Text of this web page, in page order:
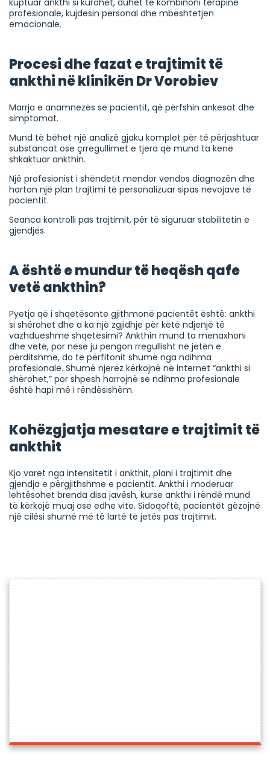
profesionale, kujdesin personal dhe mbështetjen
emocionale.
Procesi dhe fazat e trajtimit të
ankthi në klinikën Dr Vorobiev
Marrja e anamnezës së pacientit, që përfshin ankesat dhe
simptomat.
Mund të bëhet një analizë gjaku komplet për të përjashtuar
substancat ose çrregullimet e tjera që mund ta kenë
shkaktuar ankthin.
Një profesionist i shëndetit mendor vendos diagnozën dhe
harton një plan trajtimi të personalizuar sipas nevojave të
pacientit.
Seanca kontrolli pas trajtimit, për të siguruar stabilitetin e
gjendjes.
A është e mundur të heqësh qafe
vetë ankthin?
Pyetja që i shqetësonte gjithmonë pacientët është: ankthi
si shërohet dhe a ka një zgjidhje për këtë ndjenjë të
vazhdueshme shqetësimi? Ankthin mund ta menaxhoni
dhe vetë, por nëse ju pengon rregullisht në jetën e
përditshme, do të përfitonit shumë nga ndihma
profesionale. Shumë njerëz kërkojnë në internet “ankthi si
shërohet,” por shpesh harrojnë se ndihma profesionale
është hapi më i rëndësishëm.
Kohëzgjatja mesatare e trajtimit të
ankthit
Kjo varet nga intensitetit i ankthit, plani i trajtimit dhe
gjendja e përgjithshme e pacientit. Ankthi i moderuar
lehtësohet brenda disa javësh, kurse ankthi i rëndë mund
të kërkojë muaj ose edhe vite. Sidoqoftë, pacientët gëzojnë
një cilësi shumë më të lartë të jetës pas trajtimit.